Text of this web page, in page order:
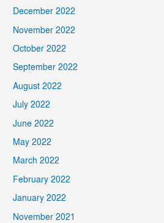
December 2022
November 2022
October 2022
September 2022
August 2022
July 2022
June 2022
May 2022
March 2022
February 2022
January 2022
November 2021